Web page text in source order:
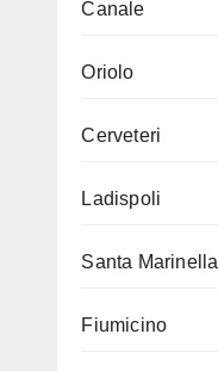
Canale
Oriolo
Cerveteri
Ladispoli
Santa Marinella
Fiumicino